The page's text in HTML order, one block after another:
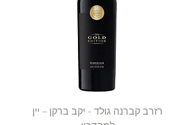
רזרב קברנה גולד - יקב ברקן – יין